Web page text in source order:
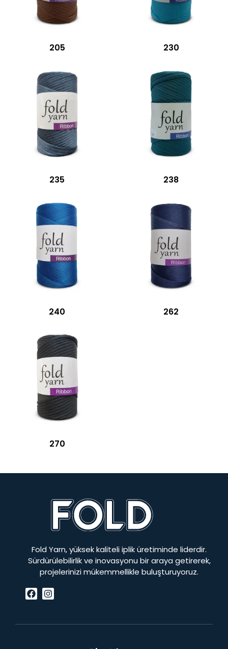
205 230
235 238
240 262
270
Fold Yarn, yüksek kaliteli iplik üretiminde liderdir.
Sürdürülebilirlik ve inovasyonu bir araya getirerek,
projelerinizi mükemmellikle buluşturuyoruz.